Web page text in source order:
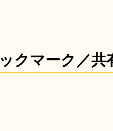
クマーク／共